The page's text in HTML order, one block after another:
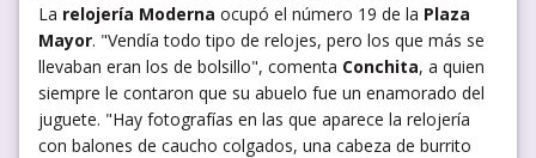
La relojería Moderna ocupó el número 19 de la Plaza
Mayor. "Vendía todo tipo de relojes, pero los que más se
llevaban eran los de bolsillo", comenta Conchita, a quien
siempre le contaron que su abuelo fue un enamorado del
juguete. "Hay fotografías en las que aparece la relojería
con balones de caucho colgados, una cabeza de burrito